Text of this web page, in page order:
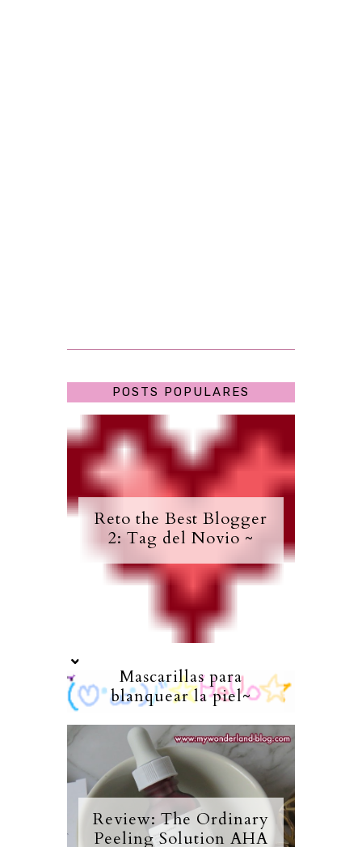
POSTS POPULARES
Reto the Best Blogger
2: Tag del Novio ~
Mascarillas para
blanquear la piel~
Review: The Ordinary
Peeling Solution AHA